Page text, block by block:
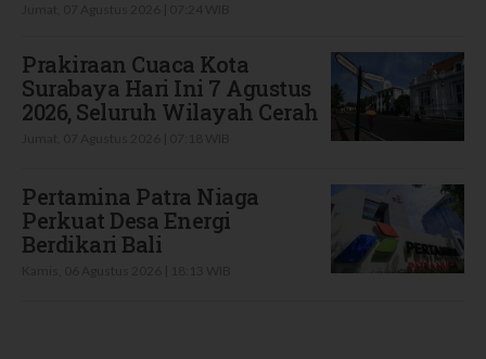
Prakiraan Cuaca Kota
Surabaya Hari Ini 7 Agustus
2026, Seluruh Wilayah Cerah
Pertamina Patra Niaga
Perkuat Desa Energi
Berdikari Bali